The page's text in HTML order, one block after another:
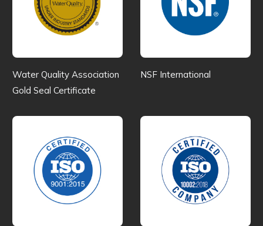
Water Quality Association
Gold Seal Certificate
NSF International